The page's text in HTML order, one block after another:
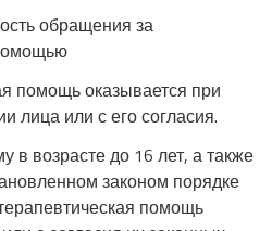
обращения за
помощь оказывается при
лица или с его согласия.
в возрасте до 16 лет, а также
законом порядке
помощь